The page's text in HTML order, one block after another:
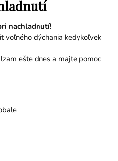
nachladnutí!
voľného dýchania kedykoľvek
ešte dnes a majte pomoc